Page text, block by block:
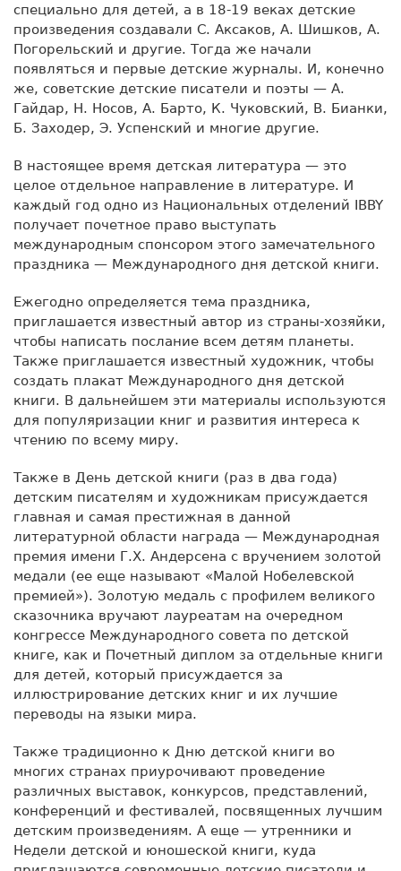
специально для детей, а в 18-19 веках детские
произведения создавали С. Аксаков, А. Шишков, А.
Погорельский и другие. Тогда же начали
появляться и первые детские журналы. И, конечно
же, советские детские писатели и поэты — А.
Гайдар, Н. Носов, А. Барто, К. Чуковский, В. Бианки,
Б. Заходер, Э. Успенский и многие другие.
В настоящее время детская литература — это
целое отдельное направление в литературе. И
каждый год одно из Национальных отделений IBBY
получает почетное право выступать
международным спонсором этого замечательного
праздника — Международного дня детской книги.
Ежегодно определяется тема праздника,
приглашается известный автор из страны-хозяйки,
чтобы написать послание всем детям планеты.
Также приглашается известный художник, чтобы
создать плакат Международного дня детской
книги. В дальнейшем эти материалы используются
для популяризации книг и развития интереса к
чтению по всему миру.
Также в День детской книги (раз в два года)
детским писателям и художникам присуждается
главная и самая престижная в данной
литературной области награда — Международная
премия имени Г.Х. Андерсена с вручением золотой
медали (ее еще называют «Малой Нобелевской
премией»). Золотую медаль с профилем великого
сказочника вручают лауреатам на очередном
конгрессе Международного совета по детской
книге, как и Почетный диплом за отдельные книги
для детей, который присуждается за
иллюстрирование детских книг и их лучшие
переводы на языки мира.
Также традиционно к Дню детской книги во
многих странах приурочивают проведение
различных выставок, конкурсов, представлений,
конференций и фестивалей, посвященных лучшим
детским произведениям. А еще — утренники и
Недели детской и юношеской книги, куда